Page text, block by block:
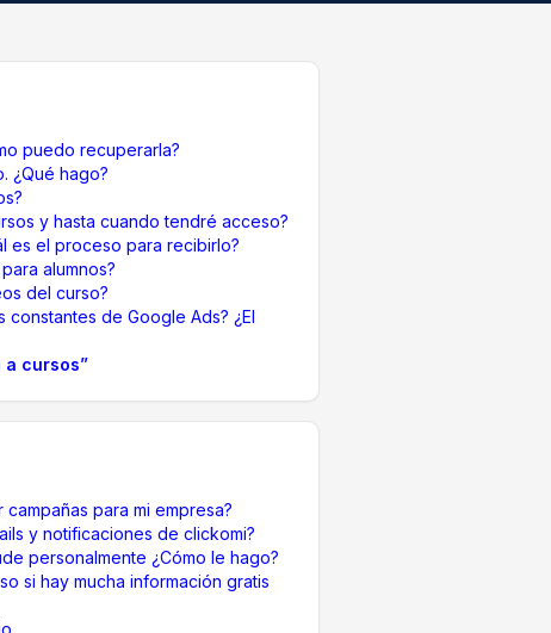
puedo recuperarla?
¿Qué hago?
y hasta cuando tendré acceso?
es el proceso para recibirlo?
alumnos?
del curso?
constantes de Google Ads? ¿El
a cursos”
para mi empresa?
y notificaciones de clickomi?
personalmente ¿Cómo le hago?
si hay mucha información gratis